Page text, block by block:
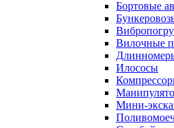
Бортовые
Вилочные
Илососы
Мини-